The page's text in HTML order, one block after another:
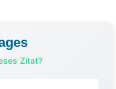
Zitat?